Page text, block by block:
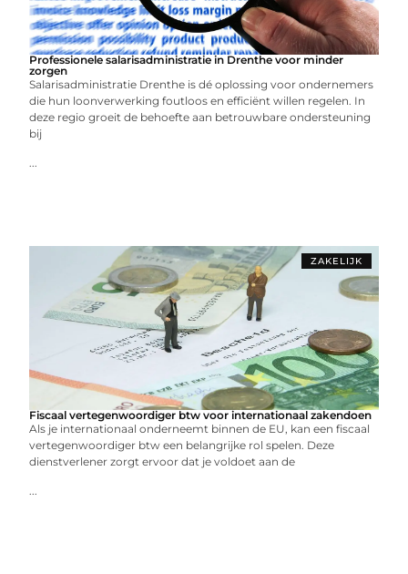
Professionele salarisadministratie in Drenthe voor minder
zorgen
Salarisadministratie Drenthe is dé oplossing voor ondernemers
die hun loonverwerking foutloos en efficiënt willen regelen. In
deze regio groeit de behoefte aan betrouwbare ondersteuning
bij
...
ZAKELIJK
Fiscaal vertegenwoordiger btw voor internationaal zakendoen
Als je internationaal onderneemt binnen de EU, kan een fiscaal
vertegenwoordiger btw een belangrijke rol spelen. Deze
dienstverlener zorgt ervoor dat je voldoet aan de
...